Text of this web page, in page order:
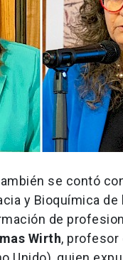
se contó
y Bioquímica
de
Wirth, profesor